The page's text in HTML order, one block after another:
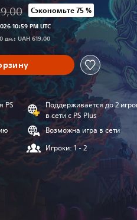
исходной цены UAH 619,00
Сэкономьте 75 %
10:59 PM UTC
дн.: UAH 619,00
PS
Поддерживается до 2
в сети с PS Plus
Возможна игра в сети
Игроки: 1 - 2